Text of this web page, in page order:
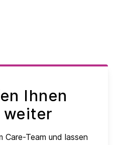
Ihnen
weiter
Care-Team und lassen